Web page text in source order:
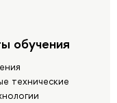
обучения
технические